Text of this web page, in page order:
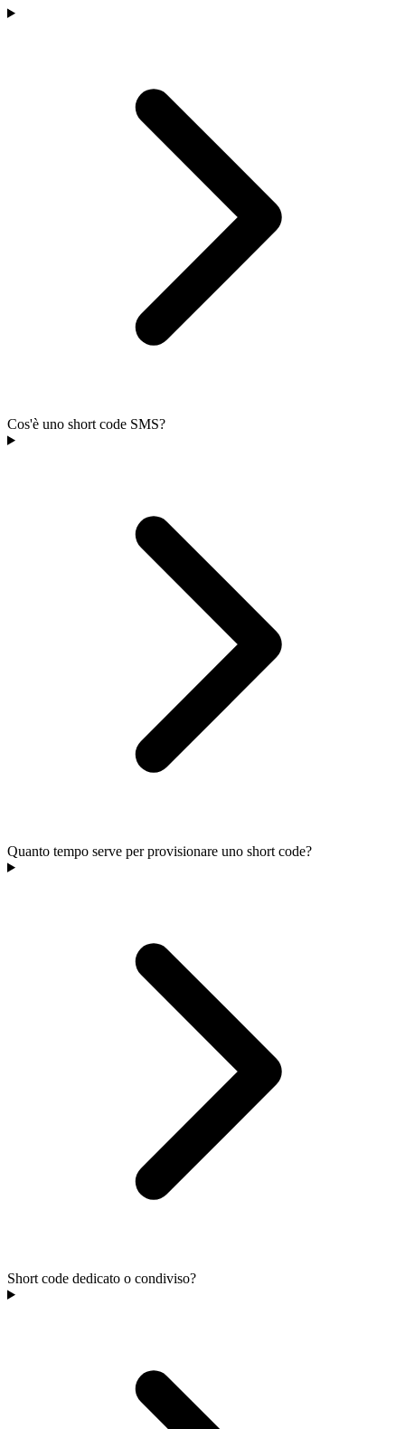
Cos'è uno short code SMS?
Quanto tempo serve per provisionare uno short code?
Short code dedicato o condiviso?